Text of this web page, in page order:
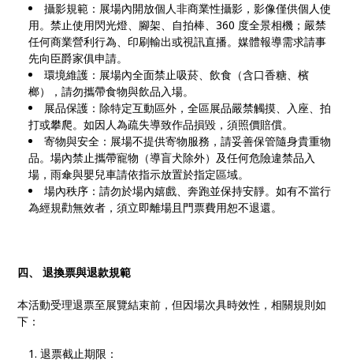
攝影規範：展場內開放個人非商業性攝影，影像僅供個人使
用。禁止使用閃光燈、腳架、自拍棒、360 度全景相機；嚴禁
任何商業營利行為、印刷輸出或視訊直播。媒體報導需求請事
先向臣爵家俱申請。
環境維護：展場內全面禁止吸菸、飲食（含口香糖、檳
榔），請勿攜帶食物與飲品入場。
展品保護：除特定互動區外，全區展品嚴禁觸摸、入座、拍
打或攀爬。如因人為疏失導致作品損毀，須照價賠償。
寄物與安全：展場不提供寄物服務，請妥善保管隨身貴重物
品。場內禁止攜帶寵物（導盲犬除外）及任何危險違禁品入
場，雨傘與嬰兒車請依指示放置於指定區域。
場內秩序：請勿於場內嬉戲、奔跑並保持安靜。如有不當行
為經規勸無效者，須立即離場且門票費用恕不退還。
四、 退換票與退款規範
本活動受理退票至展覽結束前，但因場次具時效性，相關規則如
下：
退票截止期限：